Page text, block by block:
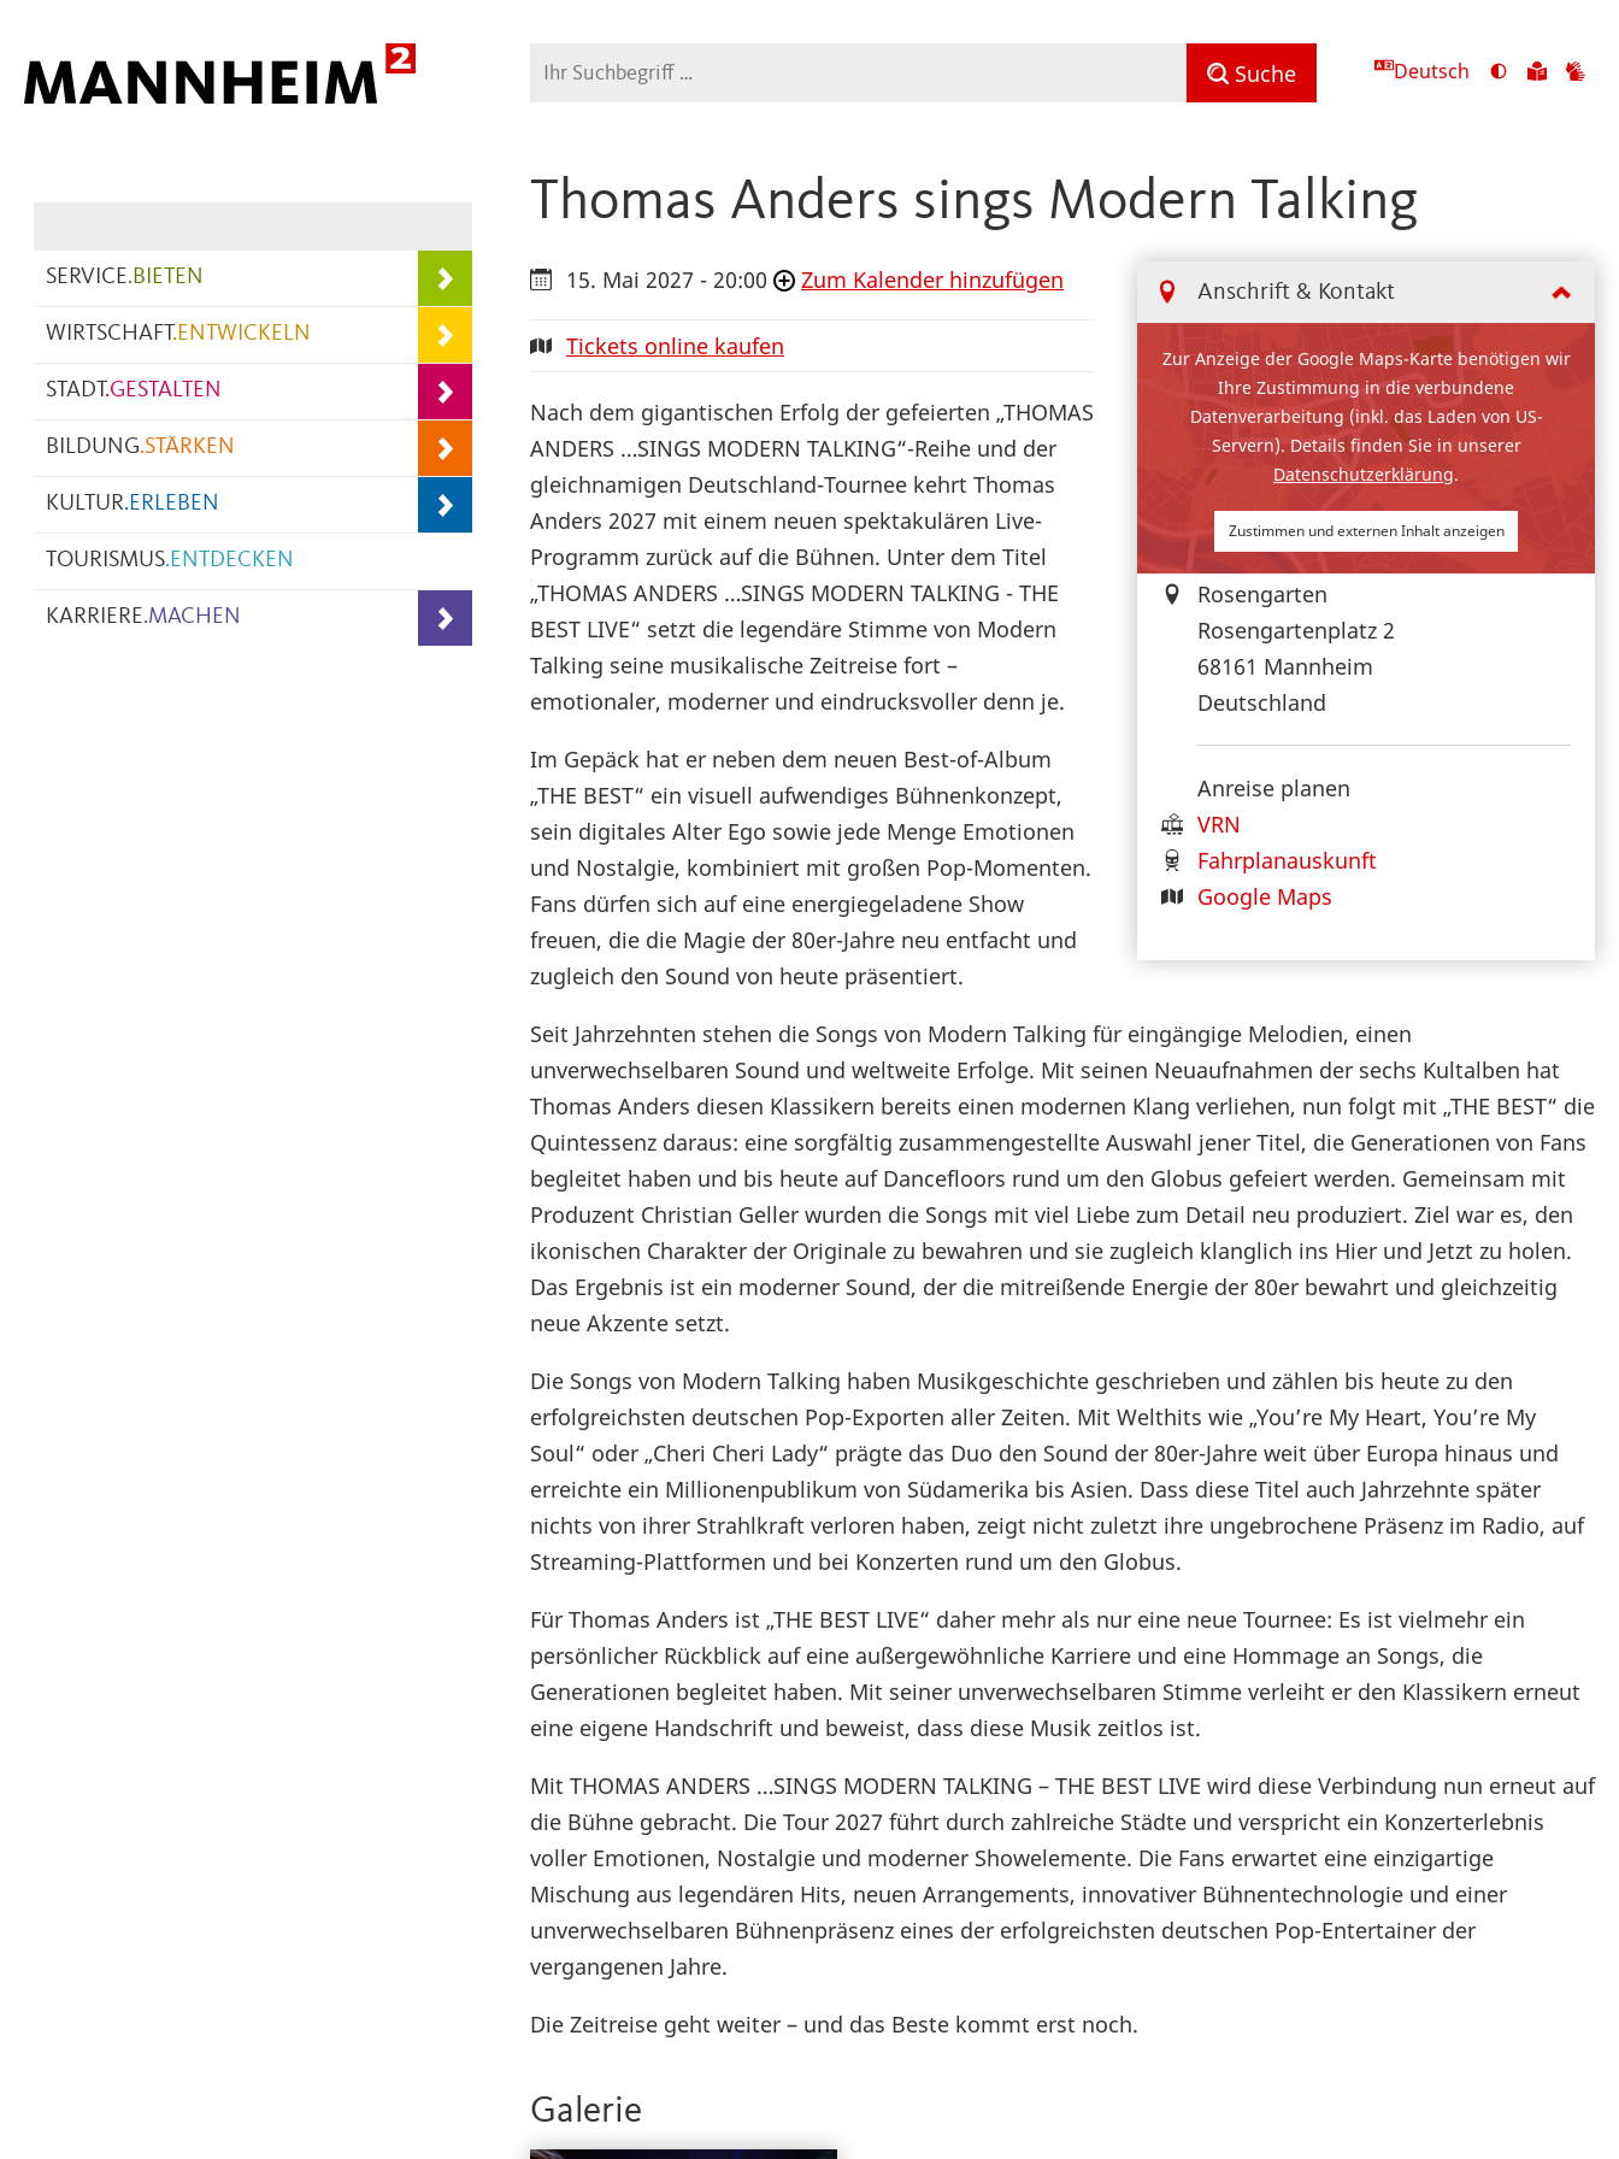
Suche Suche Deutsch
Ansicht
Zu
SERVICE.BIETEN
WIRTSCHAFT.ENTWICKELN
STADT.GESTALTEN
BILDUNG.STÄRKEN
KULTUR.ERLEBEN
TOURISMUS.ENTDECKEN
KARRIERE.MACHEN
Thomas Anders sings Modern Talking
Anschrift & Kontakt
Zur Anzeige der Google Maps-Karte benötigen wir
Ihre Zustimmung in die verbundene
Datenverarbeitung (inkl. das Laden von US-
Servern). Details finden Sie in unserer
Datenschutzerklärung.
Zustimmen und externen Inhalt anzeigen
Rosengarten
Rosengartenplatz 2
68161 Mannheim
Deutschland
Anreise planen
VRN
Fahrplanauskunft
Google Maps
15. Mai 2027 - 20:00 Zum Kalender hinzufügen
Tickets online kaufen
Nach dem gigantischen Erfolg der gefeierten „THOMAS
ANDERS …SINGS MODERN TALKING“-Reihe und der
gleichnamigen Deutschland-Tournee kehrt Thomas
Anders 2027 mit einem neuen spektakulären Live-
Programm zurück auf die Bühnen. Unter dem Titel
„THOMAS ANDERS …SINGS MODERN TALKING - THE
BEST LIVE“ setzt die legendäre Stimme von Modern
Talking seine musikalische Zeitreise fort –
emotionaler, moderner und eindrucksvoller denn je.
Im Gepäck hat er neben dem neuen Best-of-Album
„THE BEST“ ein visuell aufwendiges Bühnenkonzept,
sein digitales Alter Ego sowie jede Menge Emotionen
und Nostalgie, kombiniert mit großen Pop-Momenten.
Fans dürfen sich auf eine energiegeladene Show
freuen, die die Magie der 80er-Jahre neu entfacht und
zugleich den Sound von heute präsentiert.
Seit Jahrzehnten stehen die Songs von Modern Talking für eingängige Melodien, einen
unverwechselbaren Sound und weltweite Erfolge. Mit seinen Neuaufnahmen der sechs Kultalben hat
Thomas Anders diesen Klassikern bereits einen modernen Klang verliehen, nun folgt mit „THE BEST“ die
Quintessenz daraus: eine sorgfältig zusammengestellte Auswahl jener Titel, die Generationen von Fans
begleitet haben und bis heute auf Dancefloors rund um den Globus gefeiert werden. Gemeinsam mit
Produzent Christian Geller wurden die Songs mit viel Liebe zum Detail neu produziert. Ziel war es, den
ikonischen Charakter der Originale zu bewahren und sie zugleich klanglich ins Hier und Jetzt zu holen.
Das Ergebnis ist ein moderner Sound, der die mitreißende Energie der 80er bewahrt und gleichzeitig
neue Akzente setzt.
Die Songs von Modern Talking haben Musikgeschichte geschrieben und zählen bis heute zu den
erfolgreichsten deutschen Pop-Exporten aller Zeiten. Mit Welthits wie „You’re My Heart, You’re My
Soul“ oder „Cheri Cheri Lady“ prägte das Duo den Sound der 80er-Jahre weit über Europa hinaus und
erreichte ein Millionenpublikum von Südamerika bis Asien. Dass diese Titel auch Jahrzehnte später
nichts von ihrer Strahlkraft verloren haben, zeigt nicht zuletzt ihre ungebrochene Präsenz im Radio, auf
Streaming-Plattformen und bei Konzerten rund um den Globus.
Für Thomas Anders ist „THE BEST LIVE“ daher mehr als nur eine neue Tournee: Es ist vielmehr ein
persönlicher Rückblick auf eine außergewöhnliche Karriere und eine Hommage an Songs, die
Generationen begleitet haben. Mit seiner unverwechselbaren Stimme verleiht er den Klassikern erneut
eine eigene Handschrift und beweist, dass diese Musik zeitlos ist.
Mit THOMAS ANDERS …SINGS MODERN TALKING – THE BEST LIVE wird diese Verbindung nun erneut auf
die Bühne gebracht. Die Tour 2027 führt durch zahlreiche Städte und verspricht ein Konzerterlebnis
voller Emotionen, Nostalgie und moderner Showelemente. Die Fans erwartet eine einzigartige
Mischung aus legendären Hits, neuen Arrangements, innovativer Bühnentechnologie und einer
unverwechselbaren Bühnenpräsenz eines der erfolgreichsten deutschen Pop-Entertainer der
vergangenen Jahre.
Die Zeitreise geht weiter – und das Beste kommt erst noch.
Galerie